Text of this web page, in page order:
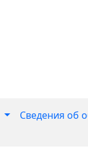
Сведения об